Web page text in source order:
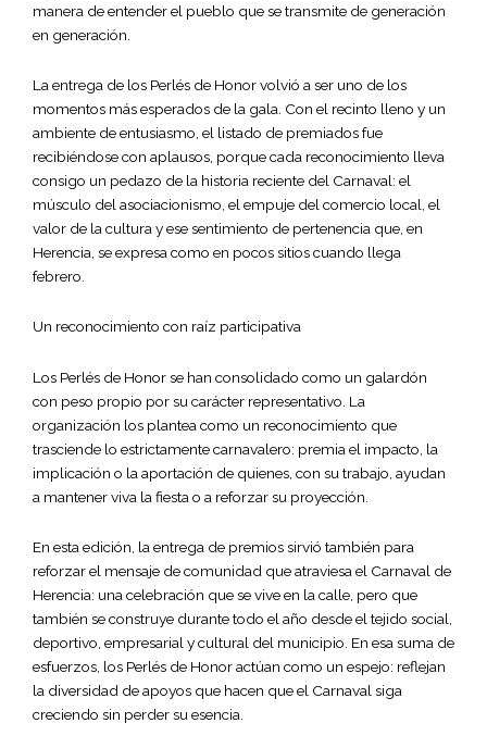
manera de entender el pueblo que se transmite de generación
en generación.
La entrega de los Perlés de Honor volvió a ser uno de los
momentos más esperados de la gala. Con el recinto lleno y un
ambiente de entusiasmo, el listado de premiados fue
recibiéndose con aplausos, porque cada reconocimiento lleva
consigo un pedazo de la historia reciente del Carnaval: el
músculo del asociacionismo, el empuje del comercio local, el
valor de la cultura y ese sentimiento de pertenencia que, en
Herencia, se expresa como en pocos sitios cuando llega
febrero.
Un reconocimiento con raíz participativa
Los Perlés de Honor se han consolidado como un galardón
con peso propio por su carácter representativo. La
organización los plantea como un reconocimiento que
trasciende lo estrictamente carnavalero: premia el impacto, la
implicación o la aportación de quienes, con su trabajo, ayudan
a mantener viva la fiesta o a reforzar su proyección.
En esta edición, la entrega de premios sirvió también para
reforzar el mensaje de comunidad que atraviesa el Carnaval de
Herencia: una celebración que se vive en la calle, pero que
también se construye durante todo el año desde el tejido social,
deportivo, empresarial y cultural del municipio. En esa suma de
esfuerzos, los Perlés de Honor actúan como un espejo: reflejan
la diversidad de apoyos que hacen que el Carnaval siga
creciendo sin perder su esencia.